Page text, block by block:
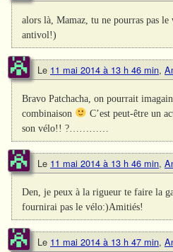
alors là, Mamaz, tu ne pourras pas
antivol!)
Le 11 mai 2014 à 13 h 46 min,
Bravo Patchacha, on pourrait
combinaison
C’est peut-être un
son vélo!! ?…………
Le 11 mai 2014 à 13 h 46 min,
Den, je peux à la rigueur te faire la
fournirai pas le vélo:)Amitiés!
Le 11 mai 2014 à 13 h 47 min,